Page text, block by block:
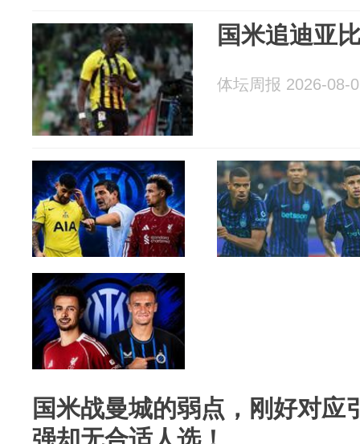
国米追迪亚
体坛周报 2026-08-
国米战曼城的弱点，刚好对应